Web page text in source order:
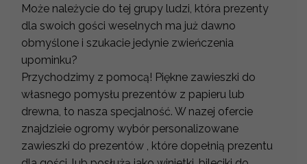
Może należycie do tej grupy ludzi, która prezenty
dla swoich gości weselnych ma już dawno
obmyślone i szukacie jedynie zwieńczenia
upominku?
Przychodzimy z pomocą! Piękne zawieszki do
własnego pomysłu prezentów z papieru lub
drewna, to nasza specjalność. W nazej ofercie
znajdzieie ogromy wybór personalizowane
zawieszki do prezentów , które dopełnią prezentu